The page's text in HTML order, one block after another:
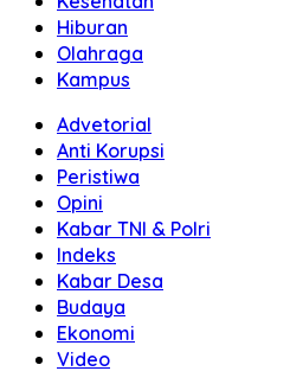
Hiburan
Olahraga
Kampus
Advetorial
Anti Korupsi
Peristiwa
Opini
Kabar TNI & Polri
Indeks
Kabar Desa
Budaya
Ekonomi
Video